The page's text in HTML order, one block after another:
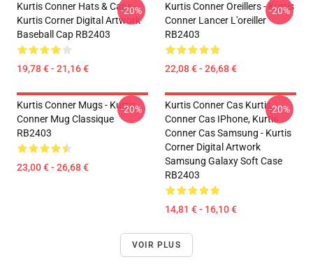
Kurtis Conner Hats & Caps -
Kurtis Corner Digital Artwork
Baseball Cap RB2403
19,78 € - 21,16 €
-20%
Kurtis Conner Oreillers - Kurtis
Conner Lancer L'oreiller
RB2403
22,08 € - 26,68 €
-20%
Kurtis Conner Mugs - Kurtis
Conner Mug Classique
RB2403
23,00 € - 26,68 €
-20%
Kurtis Conner Cas Kurtis
Conner Cas IPhone, Kurtis
Conner Cas Samsung - Kurtis
Corner Digital Artwork
Samsung Galaxy Soft Case
RB2403
14,81 € - 16,10 €
-20%
VOIR PLUS